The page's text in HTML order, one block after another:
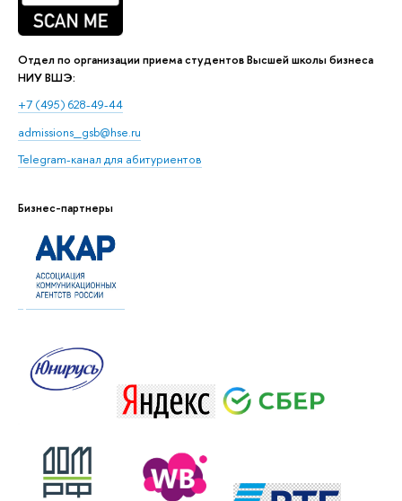
Отдел по организации приема студентов Высшей школы бизнеса
НИУ ВШЭ:
+7 (495) 628-49-44
admissions_gsb@hse.ru
Telegram-канал для абитуриентов
Бизнес-партнеры